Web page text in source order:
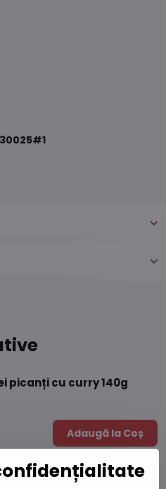
picanți cu curry 140g
Adaugă la Coș
140g tăiței ascuțiți